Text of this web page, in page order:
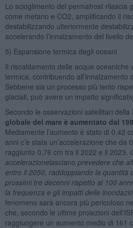
Lo scioglimento del permafrost rilascia
come metano e CO2, amplificando il
destabilizzando ulteriormente
accelerando l’innalzamento del livello
5) Espansione termica degli oceani
Il riscaldamento delle acque oceaniche
termica, contribuendo all’innalzamento
Sebbene sia un processo più lento
glaciali, può avere un impatto
Secondo le osservazioni satellitari della
globale del mare è aumentato dal
Mediamente l’aumento è stato di 0,42
anni c’è stata un’accelerazione che da
raggiunto 0,76 cm tra il 2022 e il 2023.
accelerazionelasciano prevedere che
entro il 2050, raddoppiando la quantità
prossimi tre decenni rispetto ai 100
la frequenza e gli impatti delle
fenomeno sarà ancora più pericoloso
che, secondo le ultime proiezioni
raggiungere un aumento medio di 161